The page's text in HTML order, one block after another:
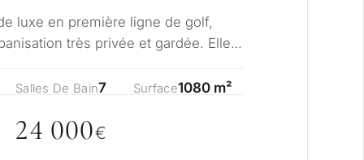
luxe en première ligne de golf,
très privée et gardée. Elle
Salles De Bain7 Surface1080 m²
24 000€